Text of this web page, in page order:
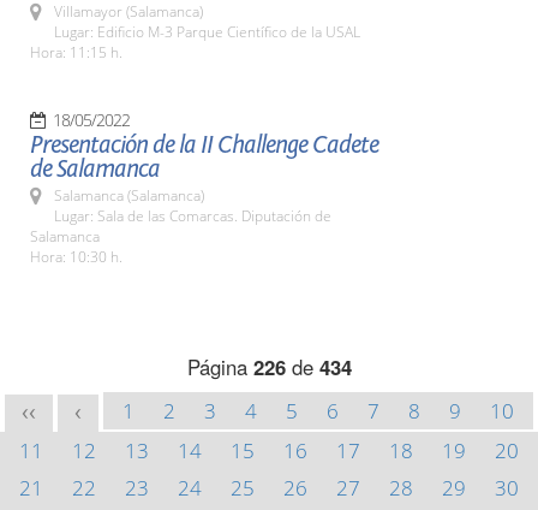
Villamayor (Salamanca)
Lugar: Edificio M-3 Parque Científico de la USAL
Hora: 11:15 h.
18/05/2022
Presentación de la II Challenge Cadete
de Salamanca
Salamanca (Salamanca)
Lugar: Sala de las Comarcas. Diputación de
Salamanca
Hora: 10:30 h.
Página 226de 434
<< < 1 2 3 4 5 6 7 8 9
10
11
12 13 14 15 16 17 18 19
20
21
22 23 24 25 26 27 28 29
30